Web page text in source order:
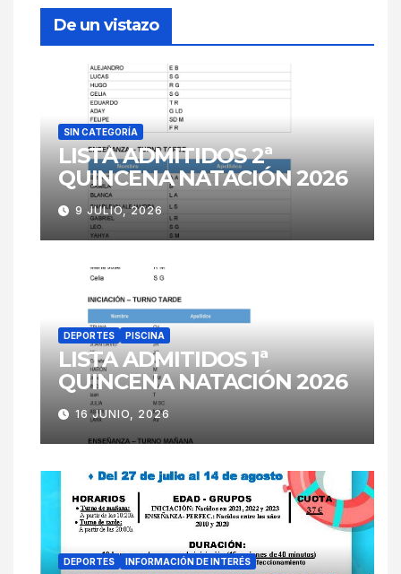
De un vistazo
SIN CATEGORÍA
LISTA ADMITIDOS 2ª
QUINCENA NATACIÓN 2026
9 JULIO, 2026
DEPORTES PISCINA
LISTA ADMITIDOS 1ª
QUINCENA NATACIÓN 2026
16 JUNIO, 2026
DEPORTES INFORMACIÓN DE INTERÉS